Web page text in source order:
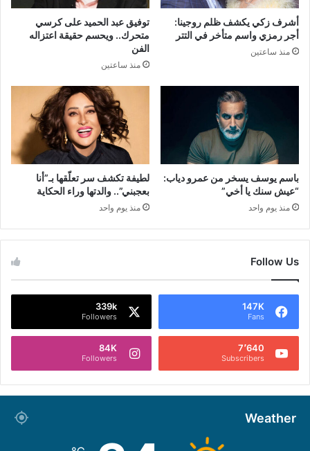
أشرف زكي يكشف ظلم روجينا:
أجر رمزي واسم متأخر في التتر
منذ ساعتين
توفيق عبد الحميد على كرسي
متحرك.. ويحسم حقيقة اعتزاله
الفن
منذ ساعتين
باسم يوسف يسخر من عمرو دياب:
“عيش سنك يا أخي”
منذ يوم واحد
لطيفة تكشف سر تعلّقها بـ”أنا
بعجبني”.. والدتها وراء الحكاية
منذ يوم واحد
Follow Us
147K
Fans
339k
Followers
7٬640
Subscribers
84K
Followers
Weather